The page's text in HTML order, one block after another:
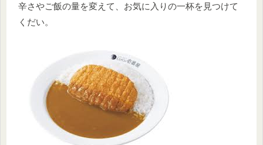
辛さやご飯の量を変えて、お気に入りの一杯を見つけて
くだい。